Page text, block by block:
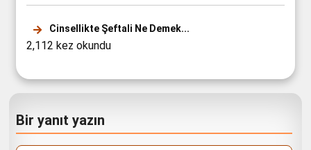
Cinsellikte Şeftali Ne Demek...
2,112 kez okundu
Bir yanıt yazın